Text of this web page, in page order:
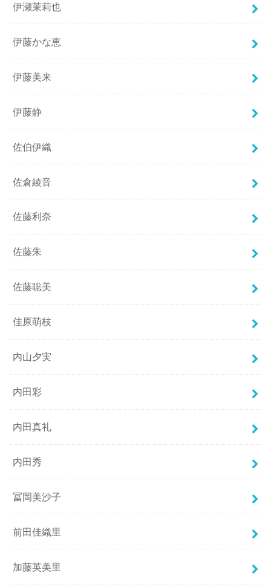
伊瀬茉莉也
伊藤かな恵
伊藤美来
伊藤静
佐伯伊織
佐倉綾音
佐藤利奈
佐藤朱
佐藤聡美
佳原萌枝
内山夕実
内田彩
内田真礼
内田秀
冨岡美沙子
前田佳織里
加藤英美里